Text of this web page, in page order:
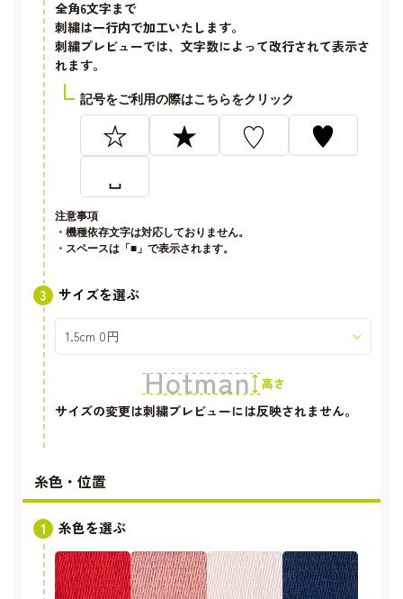
全角6文字まで
刺繍は一行内で加工いたします。
刺繍プレビューでは、文字数によって改行されて表示さ
れます。
記号をご利用の際はこちらをクリック
☆ ★ ♡
♥
␣
注意事項
・機種依存文字は対応しておりません。
・スペースは「■」で表示されます。
サイズを選ぶ
サイズの変更は刺繍プレビューには反映されません。
糸色・位置
糸色を選ぶ